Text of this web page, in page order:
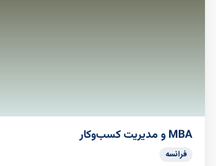
MBA و مدیریت کسب‌وکار
فرانسه